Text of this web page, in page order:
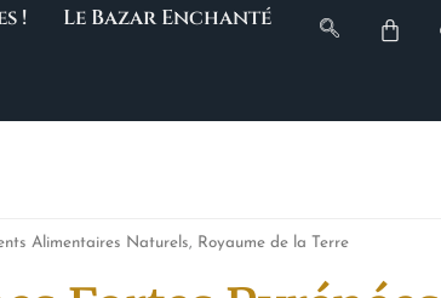
!
Le Bazar Enchanté
Alimentaires Naturels, Royaume de la Terre